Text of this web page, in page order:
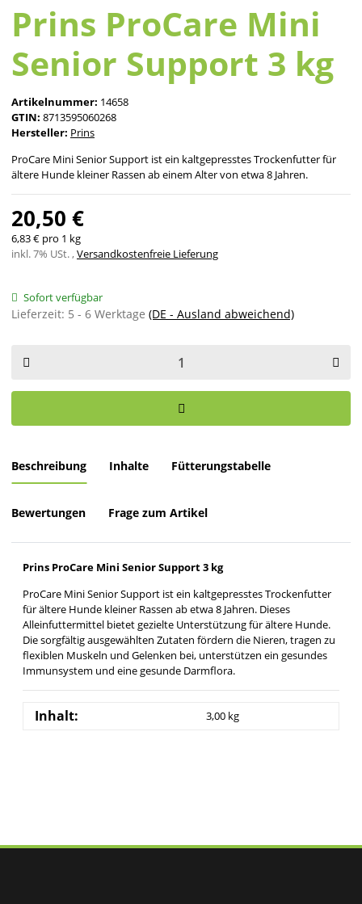
Prins ProCare Mini
Senior Support 3 kg
Artikelnummer: 14658
GTIN: 8713595060268
Hersteller: Prins
ProCare Mini Senior Support ist ein kaltgepresstes Trockenfutter für
ältere Hunde kleiner Rassen ab einem Alter von etwa 8 Jahren.
20,50 €
6,83 € pro 1 kg
inkl. 7% USt. ,Versandkostenfreie Lieferung
Sofort verfügbar
Lieferzeit: 5 - 6 Werktage (DE - Ausland abweichend)
Beschreibung Inhalte Fütterungstabelle
Bewertungen Frage zum Artikel
Prins ProCare Mini Senior Support 3 kg
ProCare Mini Senior Support ist ein kaltgepresstes Trockenfutter
für ältere Hunde kleiner Rassen ab etwa 8 Jahren. Dieses
Alleinfuttermittel bietet gezielte Unterstützung für ältere Hunde.
Die sorgfältig ausgewählten Zutaten fördern die Nieren, tragen zu
flexiblen Muskeln und Gelenken bei, unterstützen ein gesundes
Immunsystem und eine gesunde Darmflora.
Inhalt: 3,00 kg